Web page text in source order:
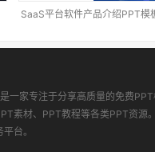
SaaS平台软件产品介绍PPT模
一家专注于分享高质量的免费PPT
素材、PPT教程等各类PPT资源
台。